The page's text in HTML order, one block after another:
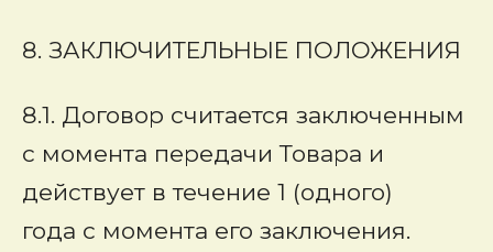
8. ЗАКЛЮЧИТЕЛЬНЫЕ ПОЛОЖЕНИЯ
8.1. Договор считается заключенным
с момента передачи Товара и
действует в течение 1 (одного)
года с момента его заключения.